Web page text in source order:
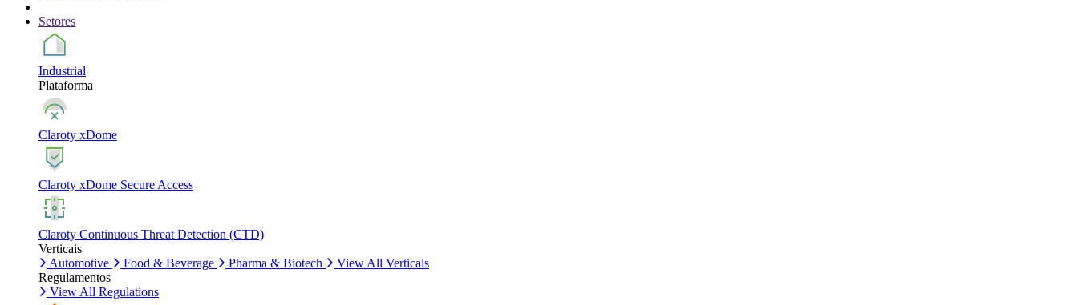
Setores
Industrial
Plataforma
Claroty xDome
Claroty xDome Secure Access
Claroty Continuous Threat Detection (CTD)
Verticais
Automotive
Food & Beverage Pharma & Biotech
View All Verticals
Regulamentos
View All Regulations